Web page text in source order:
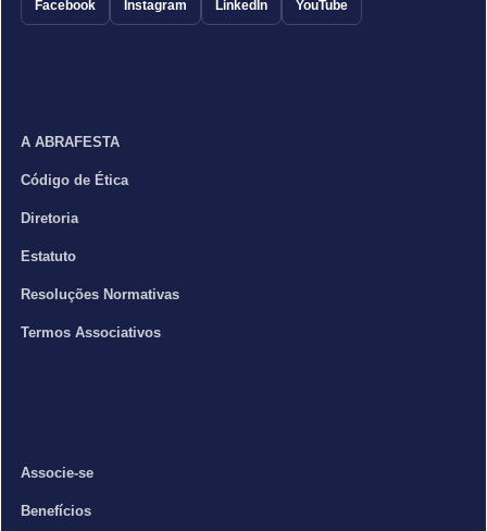
Facebook Instagram LinkedIn YouTube
A ABRAFESTA
Código de Ética
Diretoria
Estatuto
Resoluções Normativas
Termos Associativos
Associe-se
Benefícios